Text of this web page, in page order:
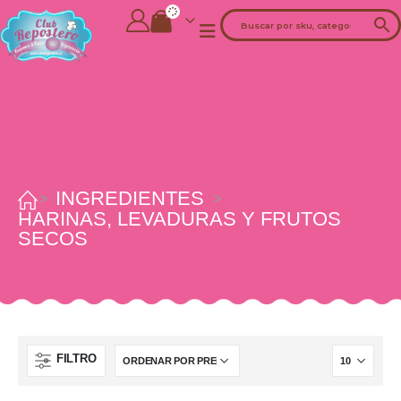
INGREDIENTES
HARINAS, LEVADURAS Y FRUTOS
SECOS